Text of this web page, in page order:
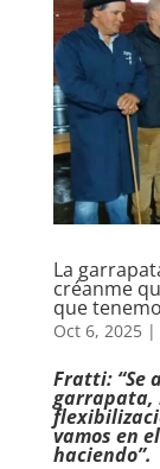
La
créanme
que
Oct 6, 2025|
Fratti: “Se
garrapata,
vamos en
haciendo”.